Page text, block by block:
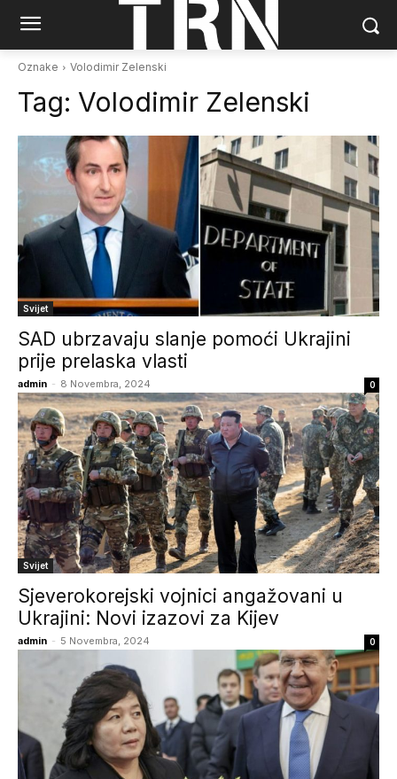
Oznake Volodimir Zelenski
Tag: Volodimir Zelenski
Svijet
SAD ubrzavaju slanje pomoći Ukrajini
prije prelaska vlasti
admin - 8 Novembra, 2024 0
Svijet
Sjeverokorejski vojnici angažovani u
Ukrajini: Novi izazovi za Kijev
admin - 5 Novembra, 2024 0